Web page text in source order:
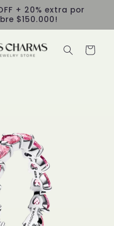
+ 20% extra por
$150.000!
Carrito